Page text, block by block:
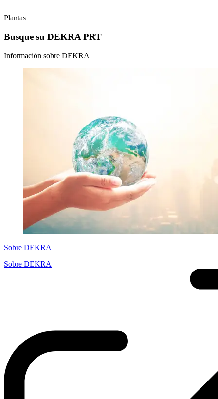
Plantas
Busque su DEKRA PRT
Información sobre DEKRA
Sobre DEKRA
Sobre DEKRA